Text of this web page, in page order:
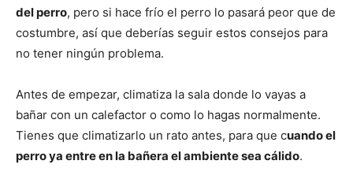
–
Razas
de
del perro, pero si hace frío el perro lo pasará peor que de
costumbre, así que deberías seguir estos consejos para
no tener ningún problema.
Antes de empezar, climatiza la sala donde lo vayas a
bañar con un calefactor o como lo hagas normalmente.
Tienes que climatizarlo un rato antes, para que cuando el
perro ya entre en la bañera el ambiente sea cálido.